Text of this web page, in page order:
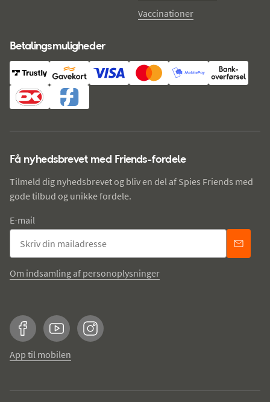
Vaccinationer
Betalingsmuligheder
Få nyhedsbrevet med Friends-fordele
Tilmeld dig nyhedsbrevet og bliv en del af Spies Friends med
gode tilbud og unikke fordele.
E-mail
Om indsamling af personoplysninger
FacebookYouTubeInstagram
App til mobilen